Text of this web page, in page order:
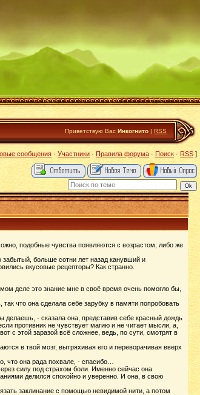
Приветствую Вас Инкогнито | RSS
сообщения · Участники · Правила форума·Поиск · RSS]
подобные чувства появляются с возрастом, либо же
забытый, больше сотни лет назад канувший и
вкусовые рецепторы? Как странно.
деле это знание мне в своё время очень помогло бы,
что она сделала себе зарубку в памяти попробовать
делаешь, - сказала она, представив себе красный дождь
противник не чувствует магию и не читает мысли, а,
с этой заразой всё сложнее, ведь, по сути, смотрят в
в твой мозг, вытряхивая его и переворачивая вверх
что она рада похвале, - спасибо…
силу под страхом боли. Именно сейчас она
делился спокойно и уверенно. И она, в свою
заклинание с помощью невидимой нити, а потом